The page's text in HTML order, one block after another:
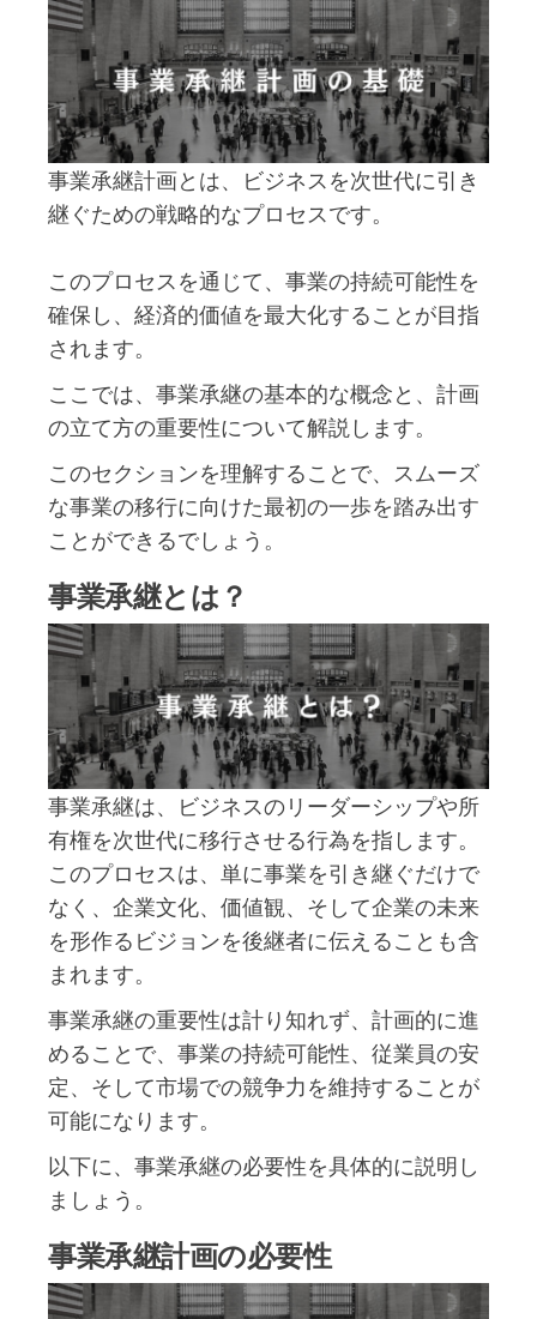
事業承継計画とは、ビジネスを次世代に引き
継ぐための戦略的なプロセスです。
このプロセスを通じて、事業の持続可能性を
確保し、経済的価値を最大化することが目指
されます。
ここでは、事業承継の基本的な概念と、計画
の立て方の重要性について解説します。
このセクションを理解することで、スムーズ
な事業の移行に向けた最初の一歩を踏み出す
ことができるでしょう。
事業承継とは？
事業承継は、ビジネスのリーダーシップや所
有権を次世代に移行させる行為を指します。
このプロセスは、単に事業を引き継ぐだけで
なく、企業文化、価値観、そして企業の未来
を形作るビジョンを後継者に伝えることも含
まれます。
事業承継の重要性は計り知れず、計画的に進
めることで、事業の持続可能性、従業員の安
定、そして市場での競争力を維持することが
可能になります。
以下に、事業承継の必要性を具体的に説明し
ましょう。
事業承継計画の必要性